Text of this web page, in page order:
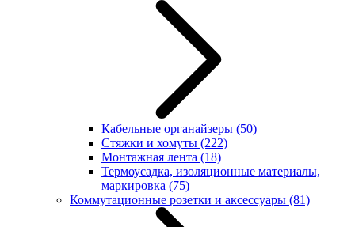
Кабельные органайзеры (50)
Стяжки и хомуты (222)
Монтажная лента (18)
Термоусадка, изоляционные материалы,
маркировка (75)
Коммутационные розетки и аксессуары (81)